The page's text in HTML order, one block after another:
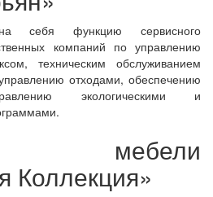
себя функцию сервисного
компаний по управлению
техническим обслуживанием
отходами, обеспечению
экологическими и
мебели
Коллекция»